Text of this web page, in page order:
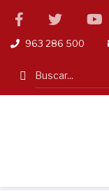
Pasar
contenido
facebooktwitter
tel963 286 500
Search